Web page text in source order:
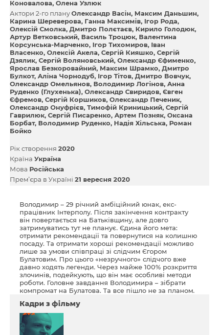
Коновалова Олена Узлюк
Актори 2-го плануОлександр Васін Максим Даньшин
Карина Шереверова Ганна Максимів Ігор Рода
Олексій Смолка Дмитро Полєтаєв Кирило Голодюк
Артур Ветковський Василь Троцюк Валентина
Корсунська-Марченко Ігор Тихомиров Іван
Власенко Олексій Акела Сергій Кияшко Сергій
Дзялик Сергій Воляновський Олександр Єфименко
Ярослав Безкоровайний Максим Шрамко Дмитро
Булкот Аліна Чорнодуб Ігор Тітов Дмитро Вовчук
Олександр Омельянов Володимир Логінов Анна
Руденко (Глухенька) Олександр Свиридов Євген
Єфремов Сергій Коршиков Олександр Печеник
Олександр Онуфрієв Тимофій Криницький Сергій
Гаврилюк Сергій Писаренко Артем Позняк Оксана
Борбат Володимир Руденко Надія Хільська Роман
Бойко
Рік створення 2020
Країна Україна
Мова Російська
Прем’єра в Україні 21 вересня 2020
Володимир – 29 річний амбіційний юнак, екс-
працівник Інтерполу. Після закінчення контракту
він повертається на Батьківщину, але довго
затримуватись тут не планує. Єдина його мета:
отримати рекомендації та повернутися на колишню
посаду. Та отримати хороші рекомендації можливо
лише за умови співпраці зі слідчим Єгором
Булатовим. Про цього «незручного» слідчого вже
давно ходять легенди. Через майже 100% розкриття
злочинів, подейкують, що він має особливі методи
роботи. Головне завдання Володимира – зібрати
компромат на Булатова. Та все пішло не за планом.
Кадри з фільму